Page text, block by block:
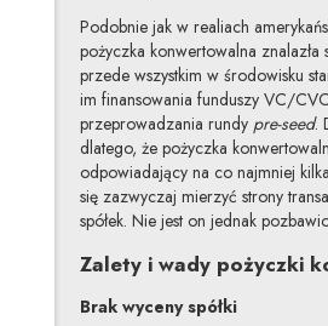
Podobnie jak w realiach
pożyczka konwertowalna znalazła
przede wszystkim w środowisku
im finansowania funduszy VC/
przeprowadzania rundy pre-seed.
dlatego, że pożyczka
odpowiadający na co najmniej
się zazwyczaj mierzyć strony
spółek. Nie jest on jednak
Zalety i wady pożyczki
Brak wyceny spółki